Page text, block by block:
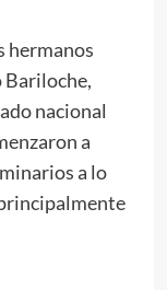
hermanos
Bariloche,
nacional
a
a lo